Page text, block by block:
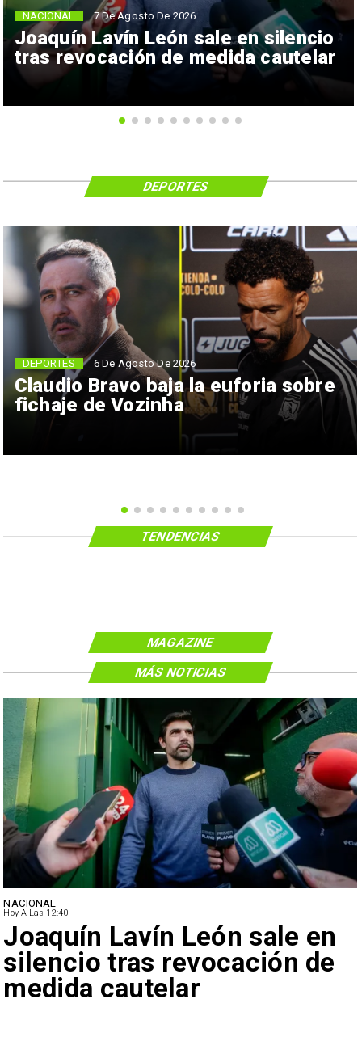
Joaquín Lavín León sale en silencio
tras revocación de medida cautelar
NACIONAL 7 De Agosto De 2026
Claudio Bravo baja la euforia sobre
fichaje de Vozinha
DEPORTES 6 De Agosto De 2026
DEPORTES
TENDENCIAS
MAGAZINE
NACIONAL
Hoy A Las 12:40
Joaquín Lavín León sale en
silencio tras revocación de
medida cautelar
MÁS NOTICIAS